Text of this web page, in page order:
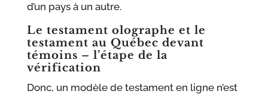
d’un pays à un autre.
Le testament olographe et le
testament au Québec devant
témoins – l’étape de la
vérification
Donc, un modèle de testament en ligne n’est